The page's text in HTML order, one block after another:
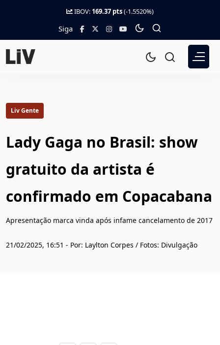
IBOV: 169.37 pts(-1.5520%)
Siga
Liv Gente
Lady Gaga no Brasil: show
gratuito da artista é
confirmado em Copacabana
Apresentação marca vinda após infame cancelamento de 2017
21/02/2025, 16:51 - Por: Laylton Corpes / Fotos: Divulgação